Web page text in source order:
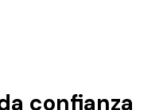
confianza